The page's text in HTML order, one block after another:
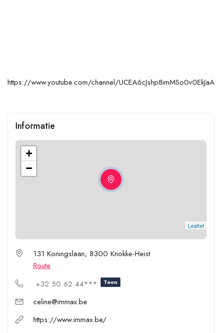
https://www.youtube.com/channel/UCEA6cJshp8imMSo0v0EkJaA
Informatie
+
−
Leaflet
131 Koningslaan, 8300 Knokke-Heist
Route
+32 50 62 44***
Toon
celine@immax.be
https://www.immax.be/